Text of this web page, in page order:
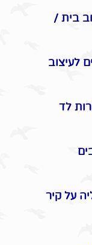
בית /
לעיצוב
לד
על קיר